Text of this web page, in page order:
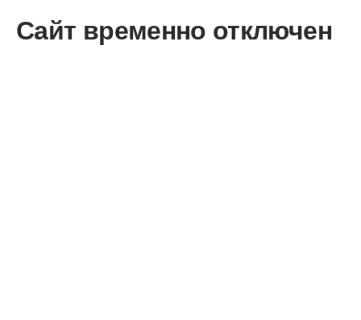
Сайт временно отключен